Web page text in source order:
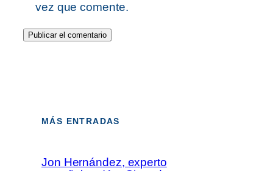
vez que comente.
MÁS ENTRADAS
Jon Hernández, experto